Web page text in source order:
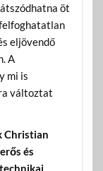
öt
eljövendő
A
mi is
változtat
Christian
és